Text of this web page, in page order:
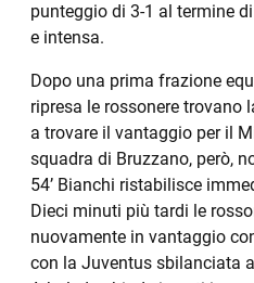
punteggio di 3-1 al termine
e intensa.
Dopo una prima frazione
ripresa le rossonere trovano
a trovare il vantaggio per il
squadra di Bruzzano, però,
54’ Bianchi ristabilisce
Dieci minuti più tardi le
nuovamente in vantaggio
con la Juventus sbilanciata